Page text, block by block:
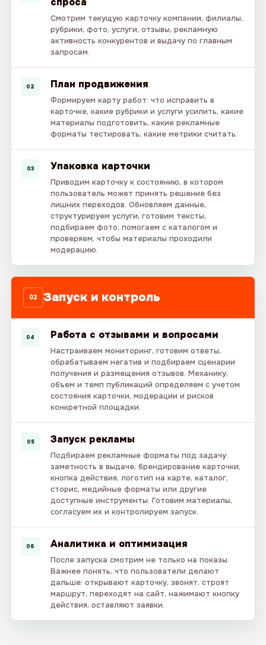
Смотрим текущую карточку компании, филиалы,
рубрики, фото, услуги, отзывы, рекламную
активность конкурентов и выдачу по главным
запросам.
02 План продвижения
Формируем карту работ: что исправить в
карточке, какие рубрики и услуги усилить, какие
материалы подготовить, какие рекламные
форматы тестировать, какие метрики считать.
03 Упаковка карточки
Приводим карточку к состоянию, в котором
пользователь может принять решение без
лишних переходов. Обновляем данные,
структурируем услуги, готовим тексты,
подбираем фото, помогаем с каталогом и
проверяем, чтобы материалы проходили
модерацию.
02 Запуск и контроль
04 Работа с отзывами и вопросами
Настраиваем мониторинг, готовим ответы,
обрабатываем негатив и подбираем сценарии
получения и размещения отзывов. Механику,
объем и темп публикаций определяем с учетом
состояния карточки, модерации и рисков
конкретной площадки.
05 Запуск рекламы
Подбираем рекламные форматы под задачу:
заметность в выдаче, брендирование карточки,
кнопка действия, логотип на карте, каталог,
сторис, медийные форматы или другие
доступные инструменты. Готовим материалы,
согласуем их и контролируем запуск.
06 Аналитика и оптимизация
После запуска смотрим не только на показы.
Важнее понять, что пользователи делают
дальше: открывают карточку, звонят, строят
маршрут, переходят на сайт, нажимают кнопку
действия, оставляют заявки.